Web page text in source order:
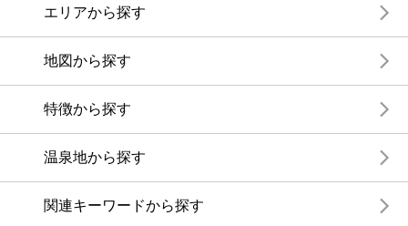
エリアから探す
地図から探す
特徴から探す
温泉地から探す
関連キーワードから探す